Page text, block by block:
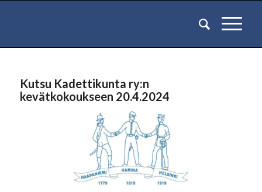
Kutsu Kadettikunta ry:n
kevätkokoukseen 20.4.2024